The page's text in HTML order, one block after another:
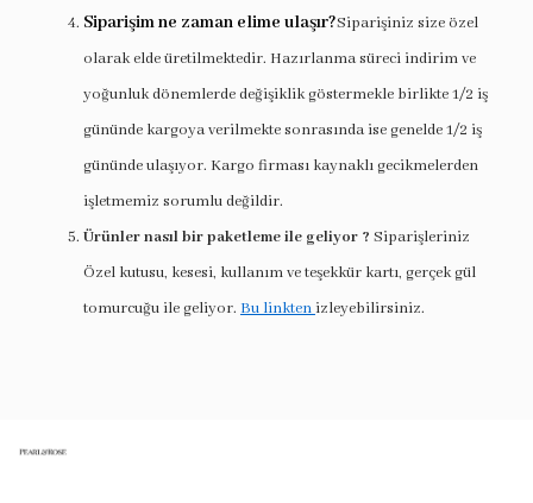
Siparişim ne zaman elime ulaşır?Siparişiniz size özel
olarak elde üretilmektedir. Hazırlanma süreci indirim ve
yoğunluk dönemlerde değişiklik göstermekle birlikte 1/2 iş
gününde kargoya verilmekte sonrasında ise genelde 1/2 iş
gününde ulaşıyor. Kargo firması kaynaklı gecikmelerden
işletmemiz sorumlu değildir.
Ürünler nasıl bir paketleme ile geliyor ? Siparişleriniz
Özel kutusu, kesesi, kullanım ve teşekkür kartı, gerçek gül
tomurcuğu ile geliyor. Bu linkten izleyebilirsiniz.